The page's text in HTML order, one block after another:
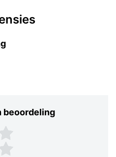
beoordeling
een beoordeling
sterren
sterren